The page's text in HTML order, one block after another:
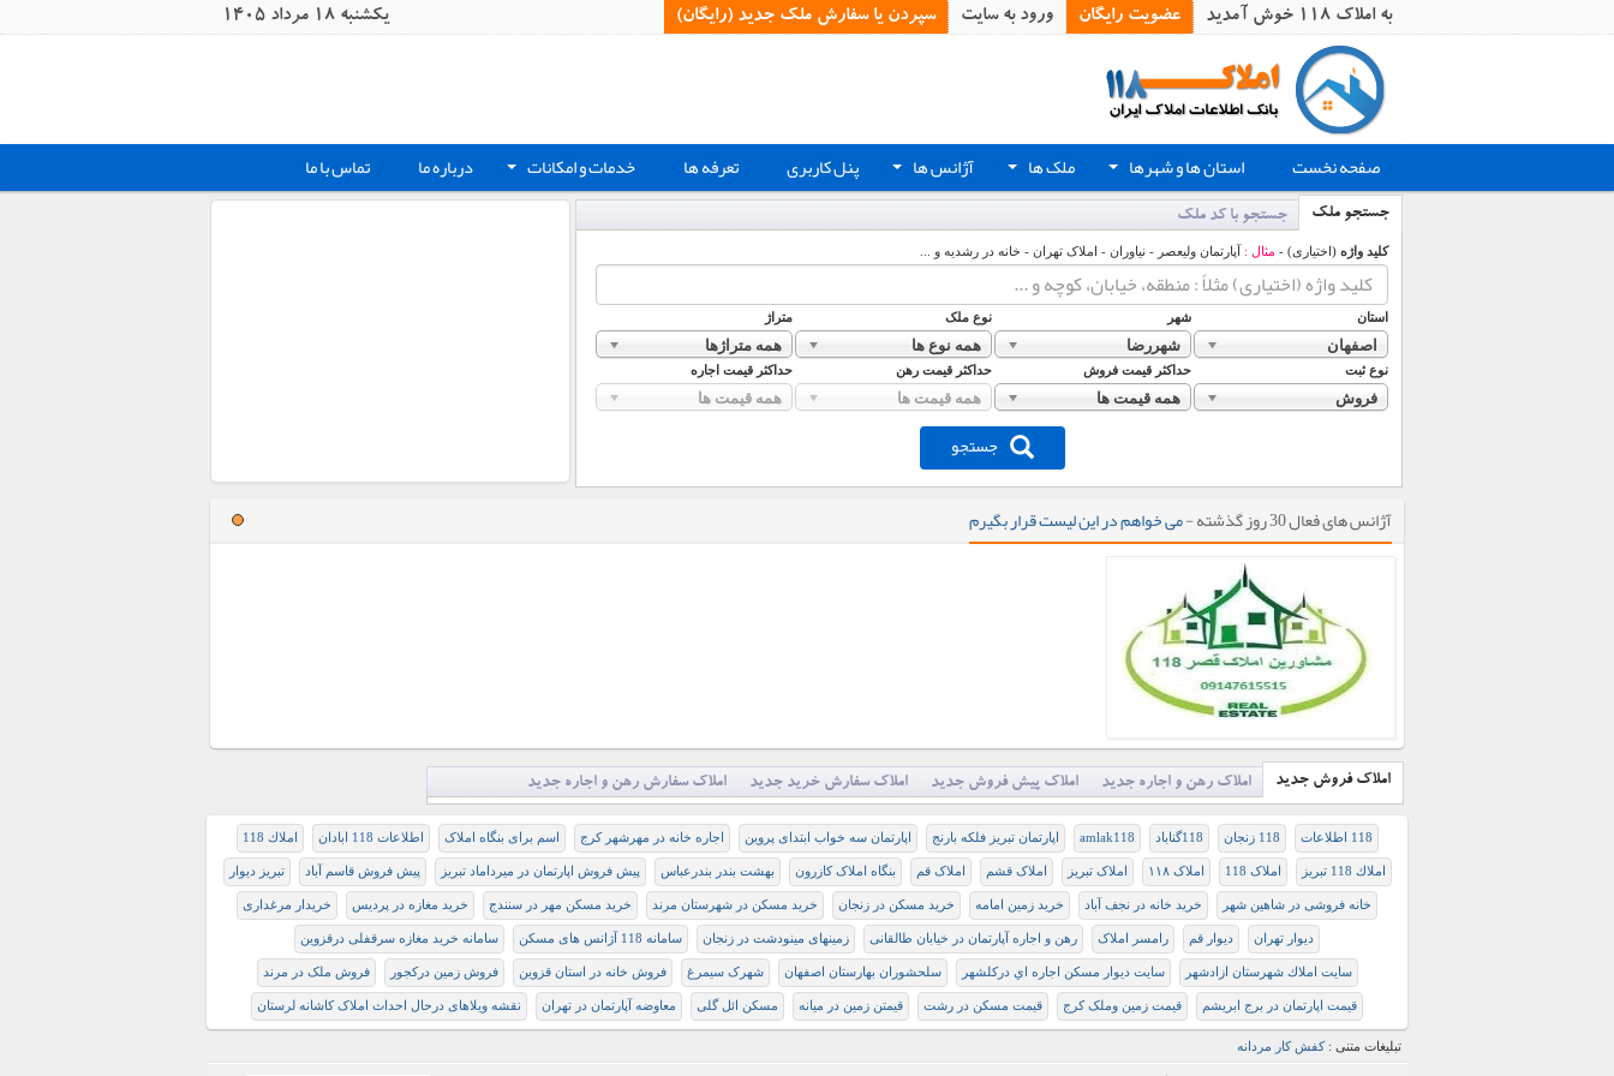
به املاک 118 خوش آمدید عضویت رایگان ورود به سایت سپردن یا سفارش ملک جدید (رایگان)‏ يکشنبه 18 مرداد 1405
صفحه نخست + استان ها و شهرها + ملک ها + آژانس ها پنل کاربری تعرفه ها + خدمات و امکانات درباره ما تماس با ما
جستجو ملک جستجو با کد ملک
کلید واژه (اختیاری) - مثال : آپارتمان ولیعصر - نیاوران - املاک تهران - خانه در رشدیه و ...
استان شهر نوع ملک متراژ
اصفهان شهررضا همه نوع ها همه متراژها
نوع ثبت حداکثر قیمت فروش حداکثر قیمت رهن حداکثر قیمت اجاره
فروش همه قیمت ها همه قیمت ها همه قیمت ها
جستجو
آژانس های فعال 30 روز گذشته - می خواهم در این لیست قرار بگیرم
املاک فروش جدید املاک رهن و اجاره جدید املاک پیش فروش جدید املاک سفارش خرید جدید املاک سفارش رهن و اجاره جدید
118 اطلاعات 118 زنجان 118گناباد amlak118 اپارتمان تبريز فلکه بارنج اپارتمان سه خواب ابتدای پروین اجاره خانه در مهرشهر کرج اسم برای بنگاه املاک اطلاعات 118 ابادان املاك 118
املاك 118 تبريز املاک 118 املاک ۱۱۸ املاک تبریز املاک قشم املاک قم بنگاه املاک کازرون بهشت بندر بندرعباس پيش فروش اپارتمان در ميرداماد تبريز پیش فروش قاسم آباد تبریز دیوار
خانه فروشی در شاهین شهر خريد خانه در نجف آباد خرید زمین امامه خرید مسکن در زنجان خرید مسکن در شهرستان مرند خرید مسکن مهر در سنندج خرید مغازه در پردیس خریدار مرغداری
دیوار تهران دیوار قم رامسر املاک رهن و اجاره آپارتمان در خیابان طالقانی زمینهای مینودشت در زنجان سامانه 118 آژانس های مسکن سامانه خرید مغازه سرقفلی درقزوین
سايت املاك شهرستان ازادشهر سايت ديوار مسكن اجاره اي دركلشهر سلحشوران بهارستان اصفهان شهرک سیمرغ فروش خانه در استان قزوین فروش زمین درکجور فروش ملک در مرند
قیمت اپارتمان در برج ابریشم قیمت زمین وملک کرج قیمت مسکن در رشت قیمتن زمین در میانه مسکن ائل گلی معاوضه آپارتمان در تهران نقشه ویلاهای درحال احداث املاک کاشانه لرستان
تبلیغات متنی :کفش کار مردانه